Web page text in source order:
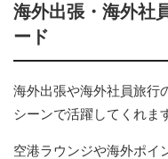
海外出張・海外社
ード
海外出張や海外社員旅行
シーンで活躍してくれま
空港ラウンジや海外ポイ